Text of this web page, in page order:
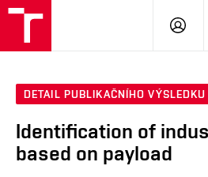
DETAIL PUBLIKAČNÍHO VÝSLEDKU
Identification of
based on payload